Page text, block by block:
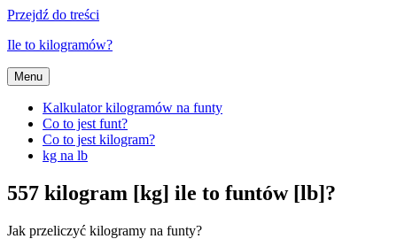
Przejdź do treści
Ile to kilogramów?
Menu
Kalkulator kilogramów na funty
Co to jest funt?
Co to jest kilogram?
kg na lb
557 kilogram [kg] ile to funtów [lb]?
Jak przeliczyć kilogramy na funty?